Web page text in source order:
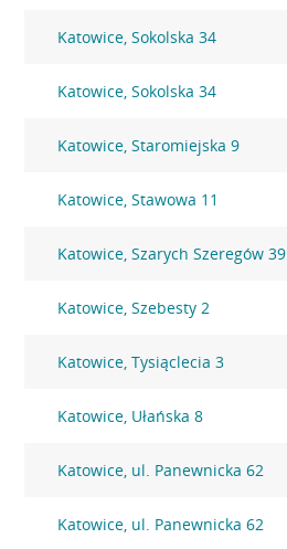
Katowice, Sokolska 34
Katowice, Sokolska 34
Katowice, Staromiejska 9
Katowice, Stawowa 11
Katowice, Szarych Szeregów 39
Katowice, Szebesty 2
Katowice, Tysiąclecia 3
Katowice, Ułańska 8
Katowice, ul. Panewnicka 62
Katowice, ul. Panewnicka 62